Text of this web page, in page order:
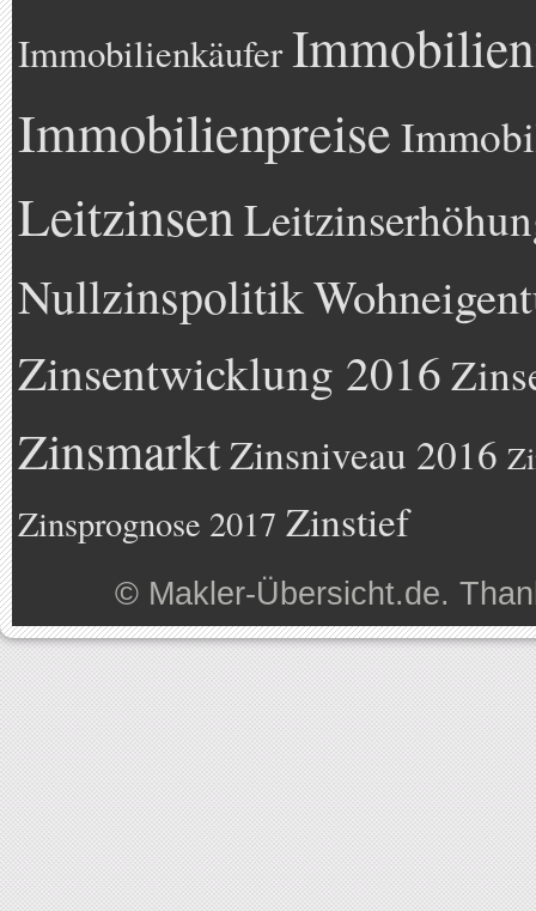
Immobilienkäufer
Immobilienpreise
Leitzinsen
Nullzinspolitik
Zinsentwicklung 2016
ZinsmarktZinsniveau 2016
Zinsprognose 2017 Zinstief
© Makler-Übersicht.de.